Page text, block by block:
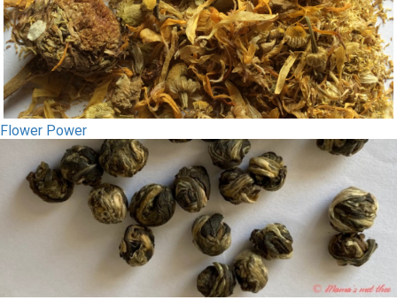
Flower Power